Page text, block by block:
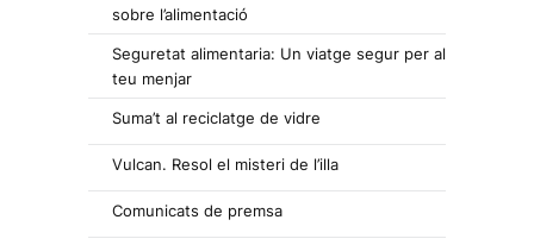
sobre l’alimentació
Seguretat alimentaria: Un viatge segur per al
teu menjar
Suma’t al reciclatge de vidre
Vulcan. Resol el misteri de l’illa
Comunicats de premsa